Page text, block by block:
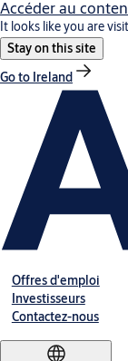
Accéder au
It looks like you are
Stay on this site
Go to Ireland
Offres d'emploi
Investisseurs
Contactez-nous